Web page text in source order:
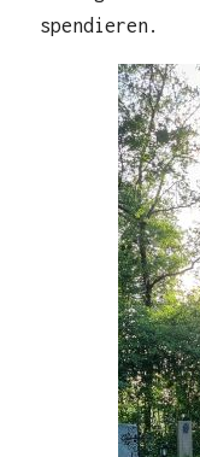
spendieren.